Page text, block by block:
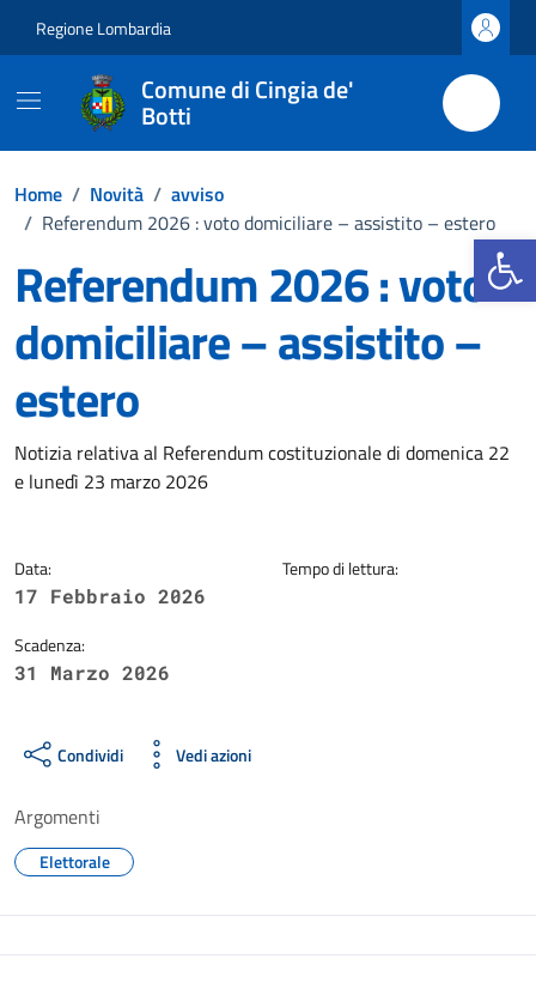
Apri la
Regione Lombardia
Comune di Cingia de'
Botti
Home / Novità / avviso
/ Referendum 2026 : voto domiciliare – assistito – estero
Referendum 2026 : voto
domiciliare – assistito –
estero
Dettagli della notizia
Notizia relativa al Referendum costituzionale di domenica 22
e lunedì 23 marzo 2026
Data:
17 Febbraio 2026
Scadenza:
31 Marzo 2026
Tempo di lettura:
Condividi Vedi azioni
Argomenti
Elettorale